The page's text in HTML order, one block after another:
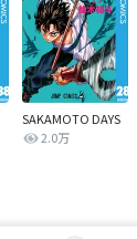
SAKAMOTO DAYS
2.0万